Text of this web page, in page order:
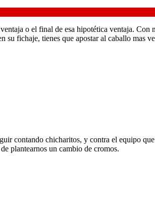
o el final de esa hipotética ventaja. Con
su fichaje, tienes que apostar al caballo mas
contando chicharitos, y contra el equipo
plantearnos un cambio de cromos.